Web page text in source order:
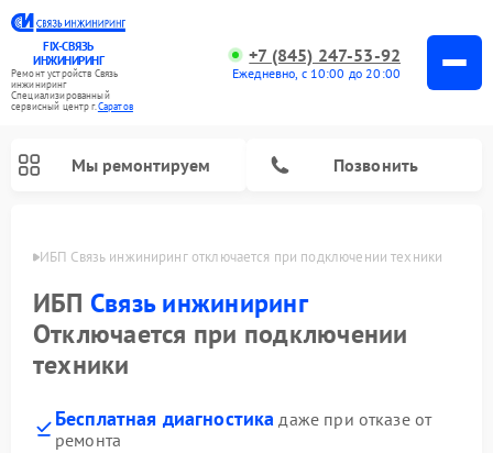
FIX-СВЯЗЬ
ИНЖИНИРИНГ
Ремонт устройств Связь
инжиниринг
Специализированный
cервисный центр г.Саратов
+7 (845) 247-53-92
Ежедневно, с 10:00 до 20:00
Мы ремонтируем Позвонить
ИБП Связь инжиниринг отключается при подключении техники
ИБП Связь инжиниринг
Отключается при подключении
техники
Бесплатная диагностика даже при отказе от
ремонта